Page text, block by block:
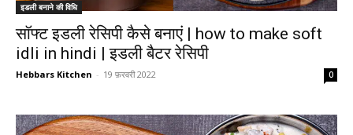
इडली बनाने की विधि
सॉफ्ट इडली रेसिपी कैसे बनाएं | how to make soft
idli in hindi | इडली बैटर रेसिपी
Hebbars Kitchen - 19 फ़रवरी 2022 0